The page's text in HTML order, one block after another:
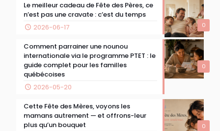
0
Le meilleur cadeau de Fête des Pères, ce
n’est pas une cravate : c’est du temps
2026-06-17
0
Comment parrainer une nounou
internationale via le programme PTET : le
guide complet pour les familles
québécoises
2026-05-20
0
Cette Fête des Mères, voyons les
mamans autrement — et offrons-leur
plus qu’un bouquet